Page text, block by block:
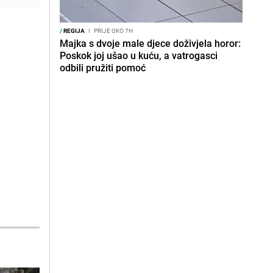
/REGIJA I PRIJE OKO 7H
Majka s dvoje male djece doživjela horor:
Poskok joj ušao u kuću, a vatrogasci
odbili pružiti pomoć